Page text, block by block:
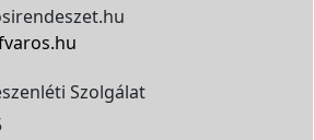
Szolgálat